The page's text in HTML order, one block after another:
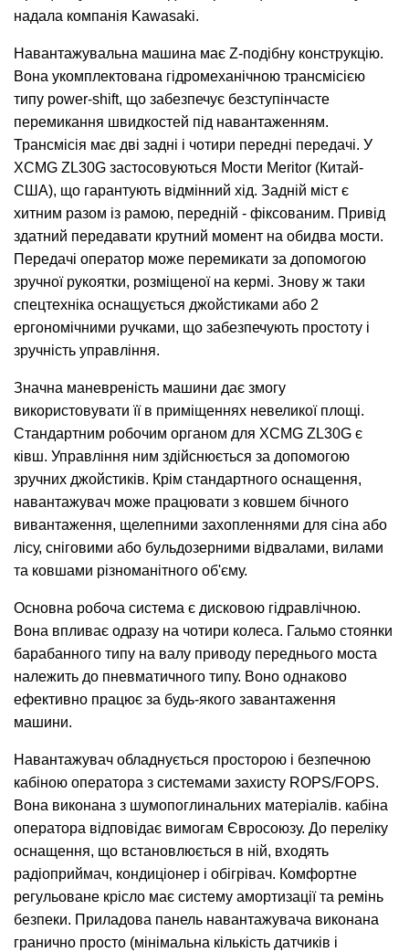
надала компанія Kawasaki.
Навантажувальна машина має Z-подібну конструкцію.
Вона укомплектована гідромеханічною трансмісією
типу power-shift, що забезпечує безступінчасте
перемикання швидкостей під навантаженням.
Трансмісія має дві задні і чотири передні передачі. У
XCMG ZL30G застосовуються Мости Meritor (Китай-
США), що гарантують відмінний хід. Задній міст є
хитним разом із рамою, передній - фіксованим. Привід
здатний передавати крутний момент на обидва мости.
Передачі оператор може перемикати за допомогою
зручної рукоятки, розміщеної на кермі. Знову ж таки
спецтехніка оснащується джойстиками або 2
ергономічними ручками, що забезпечують простоту і
зручність управління.
Значна маневреність машини дає змогу
використовувати її в приміщеннях невеликої площі.
Стандартним робочим органом для XCMG ZL30G є
ківш. Управління ним здійснюється за допомогою
зручних джойстиків. Крім стандартного оснащення,
навантажувач може працювати з ковшем бічного
вивантаження, щелепними захопленнями для сіна або
лісу, сніговими або бульдозерними відвалами, вилами
та ковшами різноманітного об'єму.
Основна робоча система є дисковою гідравлічною.
Вона впливає одразу на чотири колеса. Гальмо стоянки
барабанного типу на валу приводу переднього моста
належить до пневматичного типу. Воно однаково
ефективно працює за будь-якого завантаження
машини.
Навантажувач обладнується просторою і безпечною
кабіною оператора з системами захисту ROPS/FOPS.
Вона виконана з шумопоглинальних матеріалів. кабіна
оператора відповідає вимогам Євросоюзу. До переліку
оснащення, що встановлюється в ній, входять
радіоприймач, кондиціонер і обігрівач. Комфортне
регульоване крісло має систему амортизації та ремінь
безпеки. Приладова панель навантажувача виконана
гранично просто (мінімальна кількість датчиків і